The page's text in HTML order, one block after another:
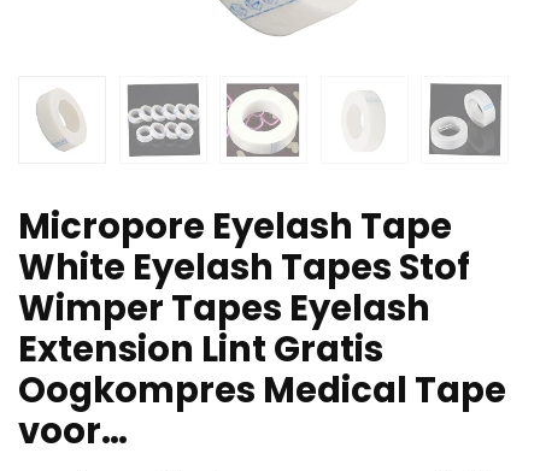
Micropore Eyelash Tape
White Eyelash Tapes Stof
Wimper Tapes Eyelash
Extension Lint Gratis
Oogkompres Medical Tape
voor…